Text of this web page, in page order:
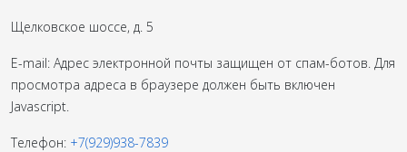
Щелковское шоссе, д. 5
E-mail: Адрес электронной почты защищен от спам-ботов. Для
просмотра адреса в браузере должен быть включен
Javascript.
Телефон: +7(929)938-7839